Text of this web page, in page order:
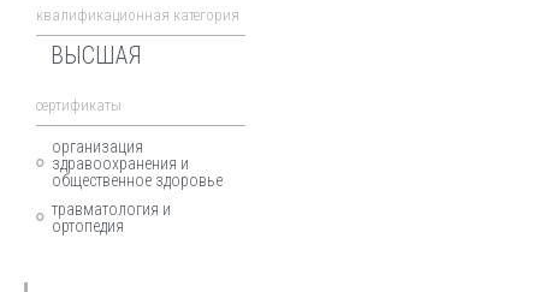
квалификационная категория
ВЫСШАЯ
cертификаты
организация
здравоохранения и
общественное здоровье
травматология и
ортопедия